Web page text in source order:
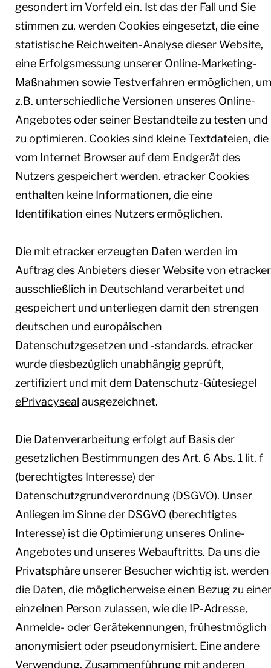
gesondert im Vorfeld ein. Ist das der Fall und Sie
stimmen zu, werden Cookies eingesetzt, die eine
statistische Reichweiten-Analyse dieser Website,
eine Erfolgsmessung unserer Online-Marketing-
Maßnahmen sowie Testverfahren ermöglichen, um
z.B. unterschiedliche Versionen unseres Online-
Angebotes oder seiner Bestandteile zu testen und
zu optimieren. Cookies sind kleine Textdateien, die
vom Internet Browser auf dem Endgerät des
Nutzers gespeichert werden. etracker Cookies
enthalten keine Informationen, die eine
Identifikation eines Nutzers ermöglichen.
Die mit etracker erzeugten Daten werden im
Auftrag des Anbieters dieser Website von etracker
ausschließlich in Deutschland verarbeitet und
gespeichert und unterliegen damit den strengen
deutschen und europäischen
Datenschutzgesetzen und -standards. etracker
wurde diesbezüglich unabhängig geprüft,
zertifiziert und mit dem Datenschutz-Gütesiegel
ePrivacyseal ausgezeichnet.
Die Datenverarbeitung erfolgt auf Basis der
gesetzlichen Bestimmungen des Art. 6 Abs. 1 lit. f
(berechtigtes Interesse) der
Datenschutzgrundverordnung (DSGVO). Unser
Anliegen im Sinne der DSGVO (berechtigtes
Interesse) ist die Optimierung unseres Online-
Angebotes und unseres Webauftritts. Da uns die
Privatsphäre unserer Besucher wichtig ist, werden
die Daten, die möglicherweise einen Bezug zu einer
einzelnen Person zulassen, wie die IP-Adresse,
Anmelde- oder Gerätekennungen, frühestmöglich
anonymisiert oder pseudonymisiert. Eine andere
Verwendung, Zusammenführung mit anderen